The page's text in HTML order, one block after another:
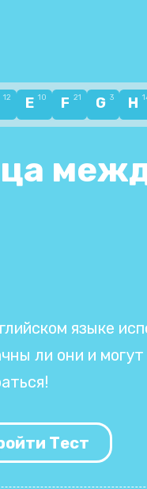
12 E 10 F 21 G 3 H
языке
ли они и
Тест